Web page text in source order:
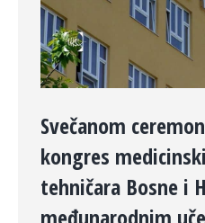
Svečanom
kongres
tehničara Bosne i
međunarodnim